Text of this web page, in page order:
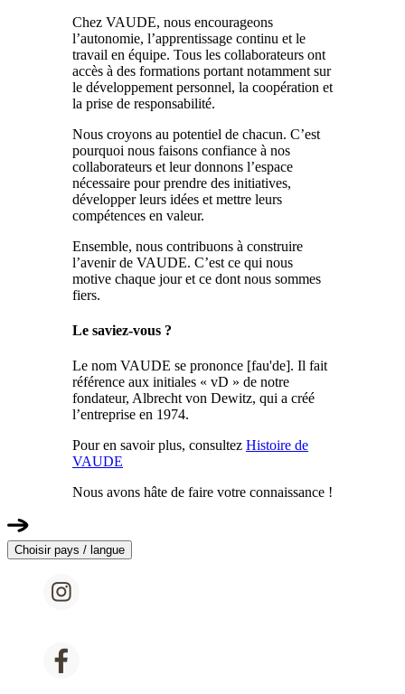
Chez VAUDE, nous encourageons
l’autonomie, l’apprentissage continu et le
travail en équipe. Tous les collaborateurs ont
accès à des formations portant notamment sur
le développement personnel, la coopération et
la prise de responsabilité.
Nous croyons au potentiel de chacun. C’est
pourquoi nous faisons confiance à nos
collaborateurs et leur donnons l’espace
nécessaire pour prendre des initiatives,
développer leurs idées et mettre leurs
compétences en valeur.
Ensemble, nous contribuons à construire
l’avenir de VAUDE. C’est ce qui nous
motive chaque jour et ce dont nous sommes
fiers.
Le saviez-vous ?
Le nom VAUDE se prononce [fau'de]. Il fait
référence aux initiales « vD » de notre
fondateur, Albrecht von Dewitz, qui a créé
l’entreprise en 1974.
Pour en savoir plus, consultez Histoire de
VAUDE
Nous avons hâte de faire votre connaissance !
Choisir pays / langue